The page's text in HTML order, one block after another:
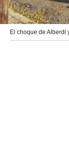
El choque de Alberdi